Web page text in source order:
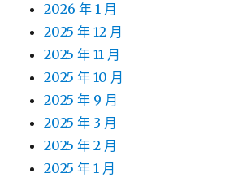
2026 年 1 月
2025 年 12 月
2025 年 11 月
2025 年 10 月
2025 年 9 月
2025 年 3 月
2025 年 2 月
2025 年 1 月